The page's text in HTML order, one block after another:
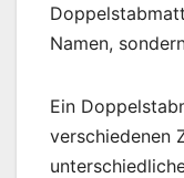
Namen,
Ein
verschiedenen